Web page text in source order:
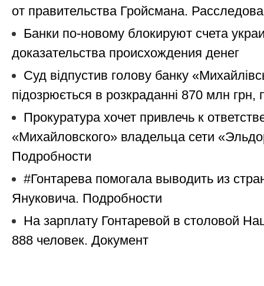
от правительства Гройсмана.
Банки по-новому блокируют счета
доказательства происхождения денег
Суд відпустив голову банку
підозрюється в розкраданні 870 млн
Прокуратура хочет привлечь к
«Михайловского» владельца сети
Подробности
#Гонтарева помогала выводить из
Януковича. Подробности
На зарплату Гонтаревой в столовой
888 человек. Документ